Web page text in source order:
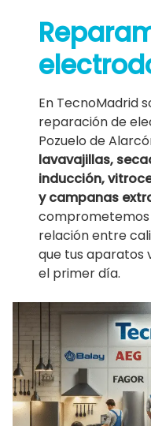
En TecnoMadrid
reparación de
Pozuelo de
lavavajillas,
inducción,
y campanas
relación entre
que tus aparatos
el primer día.